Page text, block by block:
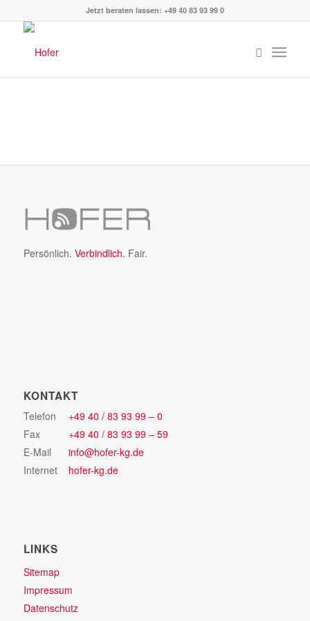
Jetzt beraten lassen: +49 40 83 93 99 0
Persönlich. Verbindlich. Fair.
KONTAKT
Telefon
+49 40 / 83 93 99 – 0
Fax
+49 40 / 83 93 99 – 59
E-Mail
info@hofer-kg.de
Internet
hofer-kg.de
LINKS
Sitemap
Impressum
Datenschutz